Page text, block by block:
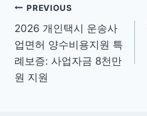
글
탐
색
PREVIOUS
2026 개인택시 운송사
업면허 양수비용지원 특
례보증: 사업자금 8천만
원 지원